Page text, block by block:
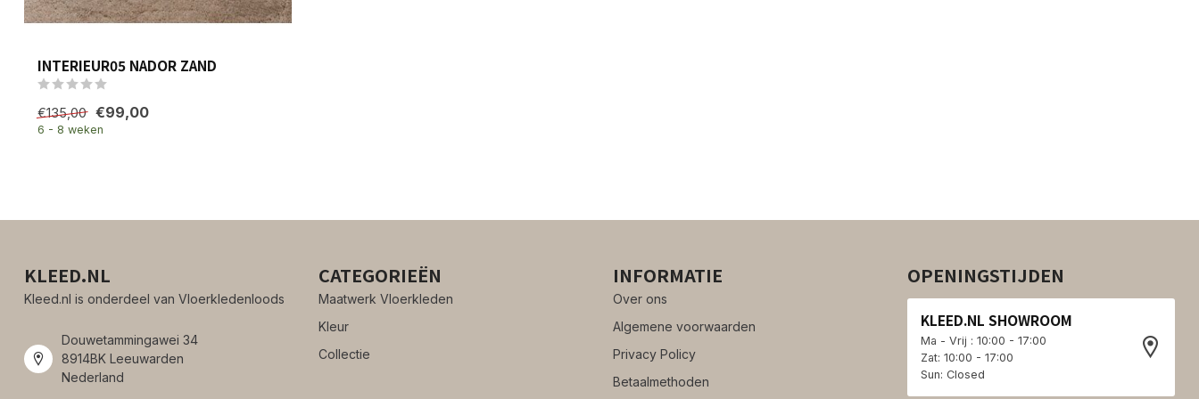
INTERIEUR05 NADOR ZAND
€135,00 €99,00
6 - 8 weken
KLEED.NL
Kleed.nl is onderdeel van Vloerkledenloods
Douwetammingawei 34
8914BK Leeuwarden
Nederland
CATEGORIEËN
Maatwerk Vloerkleden
Kleur
Collectie
INFORMATIE
Over ons
Algemene voorwaarden
Privacy Policy
Betaalmethoden
OPENINGSTIJDEN
KLEED.NL SHOWROOM
Ma - Vrij : 10:00 - 17:00
Zat: 10:00 - 17:00
Sun: Closed